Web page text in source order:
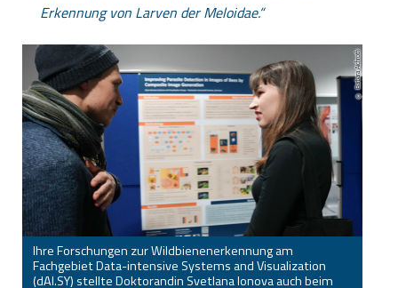
Erkennung von Larven der Meloidae.
Ihre Forschungen zur Wildbienenerkennung am
Fachgebiet Data-intensive Systems and Visualization
(dAI.SY) stellte Doktorandin Svetlana Ionova auch beim
Barbara Aichroth